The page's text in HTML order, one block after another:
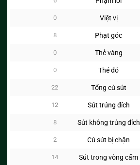
0 Việt vị
8 Phạt góc
0 Thẻ vàng
0 Thẻ đỏ
22 Tổng cú sút
12 Sút trúng đích
8 Sút không trúng đích
2 Cú sút bị chặn
14 Sút trong vòng cấm